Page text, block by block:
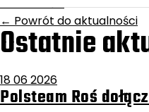
← Powrót do aktualności
Ostatnie
18 06 2026
Polsteam Roś